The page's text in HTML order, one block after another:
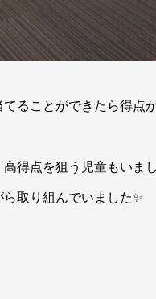
ることができたら得点
得点を狙う児童もいま
取り組んでいました✨